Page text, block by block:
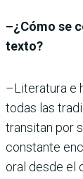
–¿Cómo se
texto?
–Literatura e
todas las
transitan por
constante
oral desde el